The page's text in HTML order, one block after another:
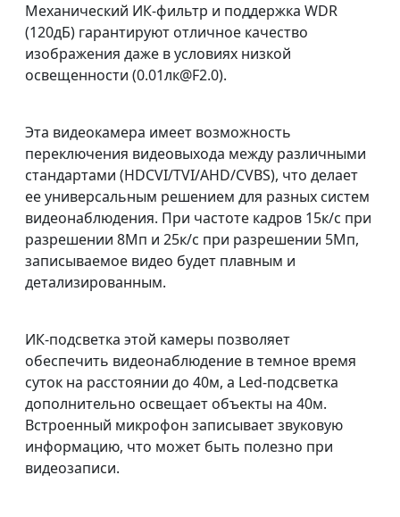
Механический ИК-фильтр и поддержка WDR
(120дБ) гарантируют отличное качество
изображения даже в условиях низкой
освещенности (0.01лк@F2.0).
Эта видеокамера имеет возможность
переключения видеовыхода между различными
стандартами (HDCVI/TVI/AHD/CVBS), что делает
ее универсальным решением для разных систем
видеонаблюдения. При частоте кадров 15к/c при
разрешении 8Мп и 25к/c при разрешении 5Мп,
записываемое видео будет плавным и
детализированным.
ИК-подсветка этой камеры позволяет
обеспечить видеонаблюдение в темное время
суток на расстоянии до 40м, а Led-подсветка
дополнительно освещает объекты на 40м.
Встроенный микрофон записывает звуковую
информацию, что может быть полезно при
видеозаписи.